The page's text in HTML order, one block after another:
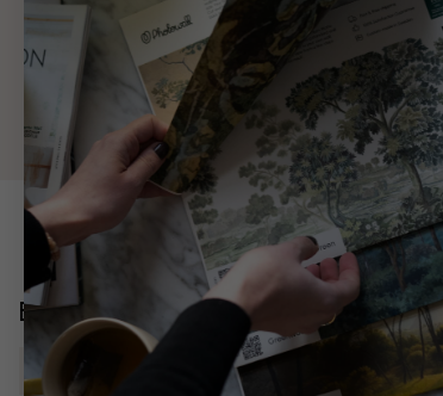
Entdecken Sie mehr
Blumen Magnolien